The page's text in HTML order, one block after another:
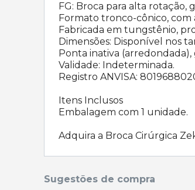
FG: Broca para alta rotação,
Formato tronco-cônico, com
Fabricada em tungstênio,
Dimensões: Disponível nos
Ponta inativa
Validade: Indeterminada.
Registro ANVISA:
Itens Inclusos
Embalagem com 1 unidade.
Adquira a Broca Cirúrgica
Sugestões de compra